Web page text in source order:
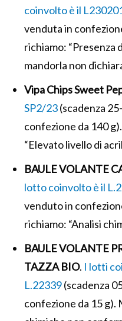
coinvolto è il
venduta in
richiamo: “Presenza
mandorla non
Vipa Chips Sweet
SP2/23(scadenza
confezione da 140
“Elevato livello di
BAULE VOLANTE
lotto coinvolto è il
venduto in
richiamo: “Analisi
BAULE VOLANTE
TAZZA BIO. I lotti
L.22339(scadenza
confezione da 15 g).